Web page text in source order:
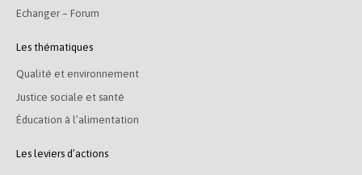
Echanger – Forum
Les thématiques
Qualité et environnement
Justice sociale et santé
Éducation à l’alimentation
Les leviers d’actions